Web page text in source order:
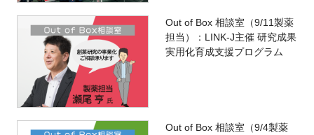
Out of Box 相談室（9/11製薬
担当）：LINK-J主催 研究成果
実用化育成支援プログラム
Out of Box 相談室（9/4製薬